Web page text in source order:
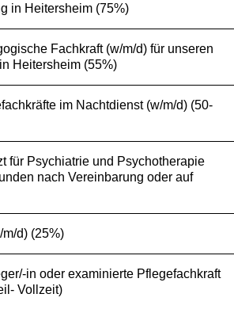
in Heitersheim (75%)
Fachkraft (w/m/d) für unseren
Heitersheim (55%)
im Nachtdienst (w/m/d) (50-
für Psychiatrie und Psychotherapie
nach Vereinbarung oder auf
d) (25%)
in oder examinierte Pflegefachkraft
Vollzeit)